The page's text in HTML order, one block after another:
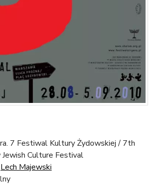
7 Festiwal Kultury Żydowskiej / 7th
Culture Festival
Lech Majewski